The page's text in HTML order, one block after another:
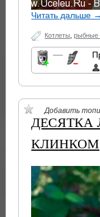
Читать дальше →
Котлеты ,рыбные
—
Добавить
КЛИНКОМ,